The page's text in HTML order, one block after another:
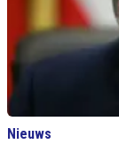
Nieuws